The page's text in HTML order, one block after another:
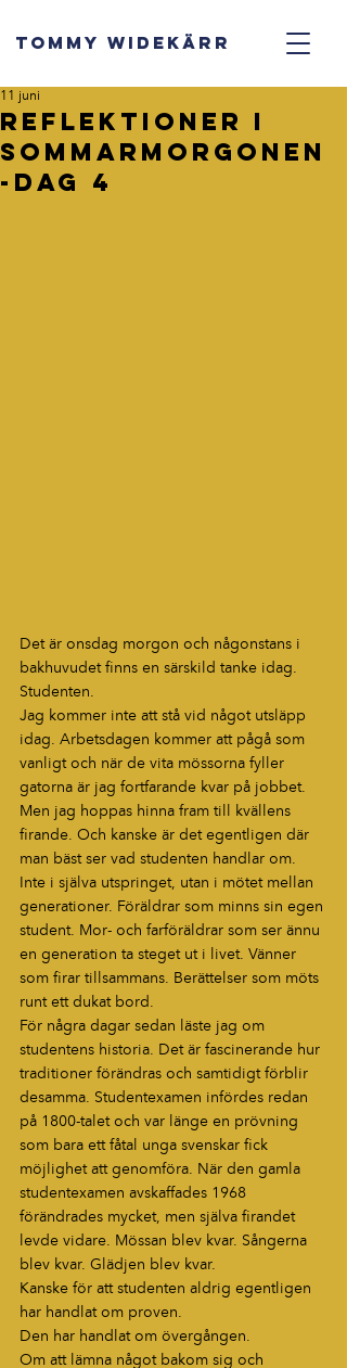
TOMMY WIDEKÄRR
Reflektioner i
sommarmorgonen
-dag 4
11 juni
Det är onsdag morgon och någonstans i
bakhuvudet finns en särskild tanke idag.
Studenten.
Jag kommer inte att stå vid något utsläpp
idag. Arbetsdagen kommer att pågå som
vanligt och när de vita mössorna fyller
gatorna är jag fortfarande kvar på jobbet.
Men jag hoppas hinna fram till kvällens
firande. Och kanske är det egentligen där
man bäst ser vad studenten handlar om.
Inte i själva utspringet, utan i mötet mellan
generationer. Föräldrar som minns sin egen
student. Mor- och farföräldrar som ser ännu
en generation ta steget ut i livet. Vänner
som firar tillsammans. Berättelser som möts
runt ett dukat bord.
För några dagar sedan läste jag om
studentens historia. Det är fascinerande hur
traditioner förändras och samtidigt förblir
desamma. Studentexamen infördes redan
på 1800-talet och var länge en prövning
som bara ett fåtal unga svenskar fick
möjlighet att genomföra. När den gamla
studentexamen avskaffades 1968
förändrades mycket, men själva firandet
levde vidare. Mössan blev kvar. Sångerna
blev kvar. Glädjen blev kvar.
Kanske för att studenten aldrig egentligen
har handlat om proven.
Den har handlat om övergången.
Om att lämna något bakom sig och